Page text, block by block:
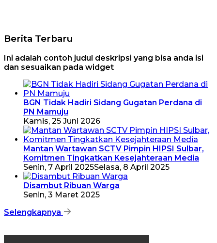
Berita Terbaru
Ini adalah contoh judul deskripsi yang bisa anda isi
dan sesuaikan pada widget
BGN Tidak Hadiri Sidang Gugatan Perdana di
PN Mamuju
Kamis, 25 Juni 2026
Mantan Wartawan SCTV Pimpin HIPSI Sulbar,
Komitmen Tingkatkan Kesejahteraan Media
Senin, 7 April 2025Selasa, 8 April 2025
Disambut Ribuan Warga
Senin, 3 Maret 2025
Selengkapnya